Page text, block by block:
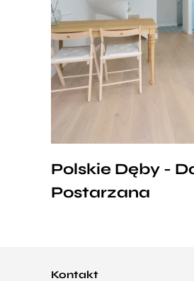
Polskie Dęby -
Postarzana
Kontakt